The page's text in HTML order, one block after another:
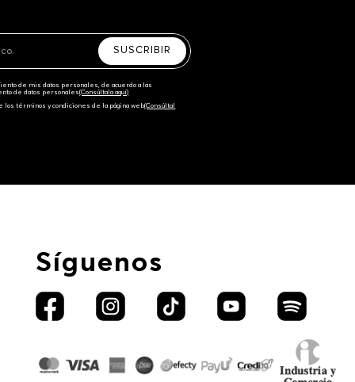
SUSCRIBIR
de mis datos personales, de acuerdo a las
de datos personales‎(Consúltala aquí)
los términos y condiciones de la página web‎(Consúltal
Síguenos